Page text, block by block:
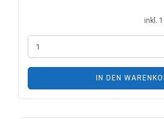
inkl.
IN DEN